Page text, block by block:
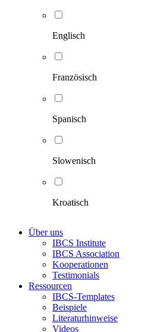
Englisch
Französisch
Spanisch
Slowenisch
Kroatisch
Über uns
IBCS Institute
IBCS Association
Kooperationen
Testimonials
Ressourcen
IBCS-Templates
Beispiele
Literaturhinweise
Videos